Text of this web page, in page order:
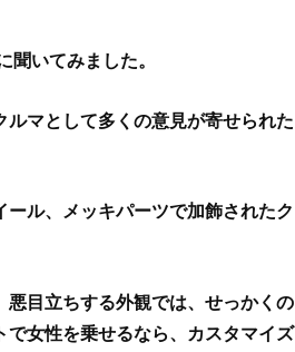
いてみました。
ルマとして多くの意見が寄せられた
ル、メッキパーツで加飾されたク
目立ちする外観では、せっかくの
女性を乗せるなら、カスタマイズ